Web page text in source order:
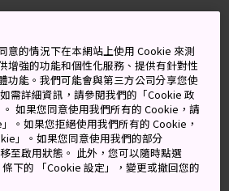
·德加（Edgar Degas）、文森·梵
）和奧古斯特·羅丹（Auguste
家的作品。
意的情況下在本網站上使用 Cookie 來測
增強的功能和個性化服務、提供有針對性
功能。我們可能會與第三方公司分享您使
需詳細資訊，請參閱我們的「Cookie 政
如果您同意使用我們所有的 Cookie，請
。如果您拒絕使用我們所有的 Cookie，
」。如果您同意使用我們的部分
至啟用狀態。 此外，您可以隨時點選
條下的 「Cookie 設定」，變更或撤回您的